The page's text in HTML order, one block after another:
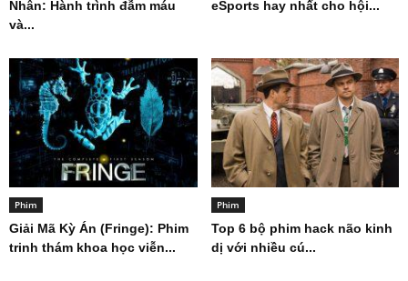
Nhân: Hành trình đẫm máu
và...
eSports hay nhất cho hội...
Phim
Giải Mã Kỳ Án (Fringe): Phim
trinh thám khoa học viễn...
Phim
Top 6 bộ phim hack não kinh
dị với nhiều cú...